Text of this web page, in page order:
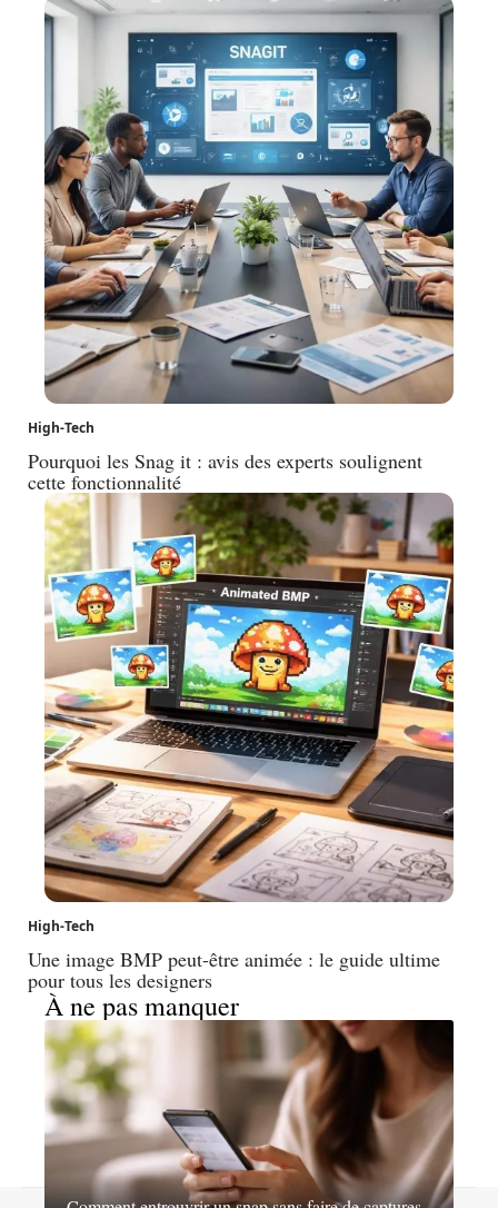
High-Tech
Pourquoi les Snag it : avis des experts soulignent
cette fonctionnalité
High-Tech
Une image BMP peut-être animée : le guide ultime
pour tous les designers
À ne pas manquer